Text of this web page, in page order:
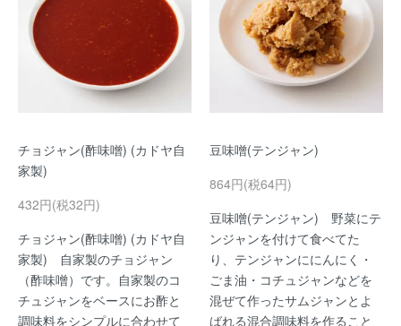
チョジャン(酢味噌) (カドヤ自
家製)
432円(税32円)
チョジャン(酢味噌) (カドヤ自
家製) 自家製のチョジャン
（酢味噌）です。自家製のコ
チュジャンをベースにお酢と
調味料をシンプルに合わせて
豆味噌(テンジャン)
864円(税64円)
豆味噌(テンジャン) 野菜にテ
ンジャンを付けて食べてた
り、テンジャンににんにく・
ごま油・コチュジャンなどを
混ぜて作ったサムジャンとよ
ばれる混合調味料を作ること